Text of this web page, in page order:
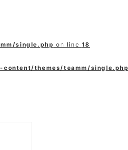
single.php on line 18
themes/teamm/single.php